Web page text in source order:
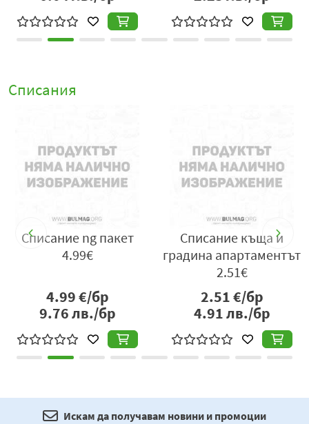
Списания
Списание ng пакет
4.99€
4.99€/бр
9.76лв./бр
Списание къща и
градина апартаментът
2.51€
2.51€/бр
4.91лв./бр
Искам да получавам новини и промоции